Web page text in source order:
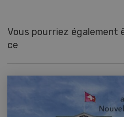
Vous pourriez également
ce